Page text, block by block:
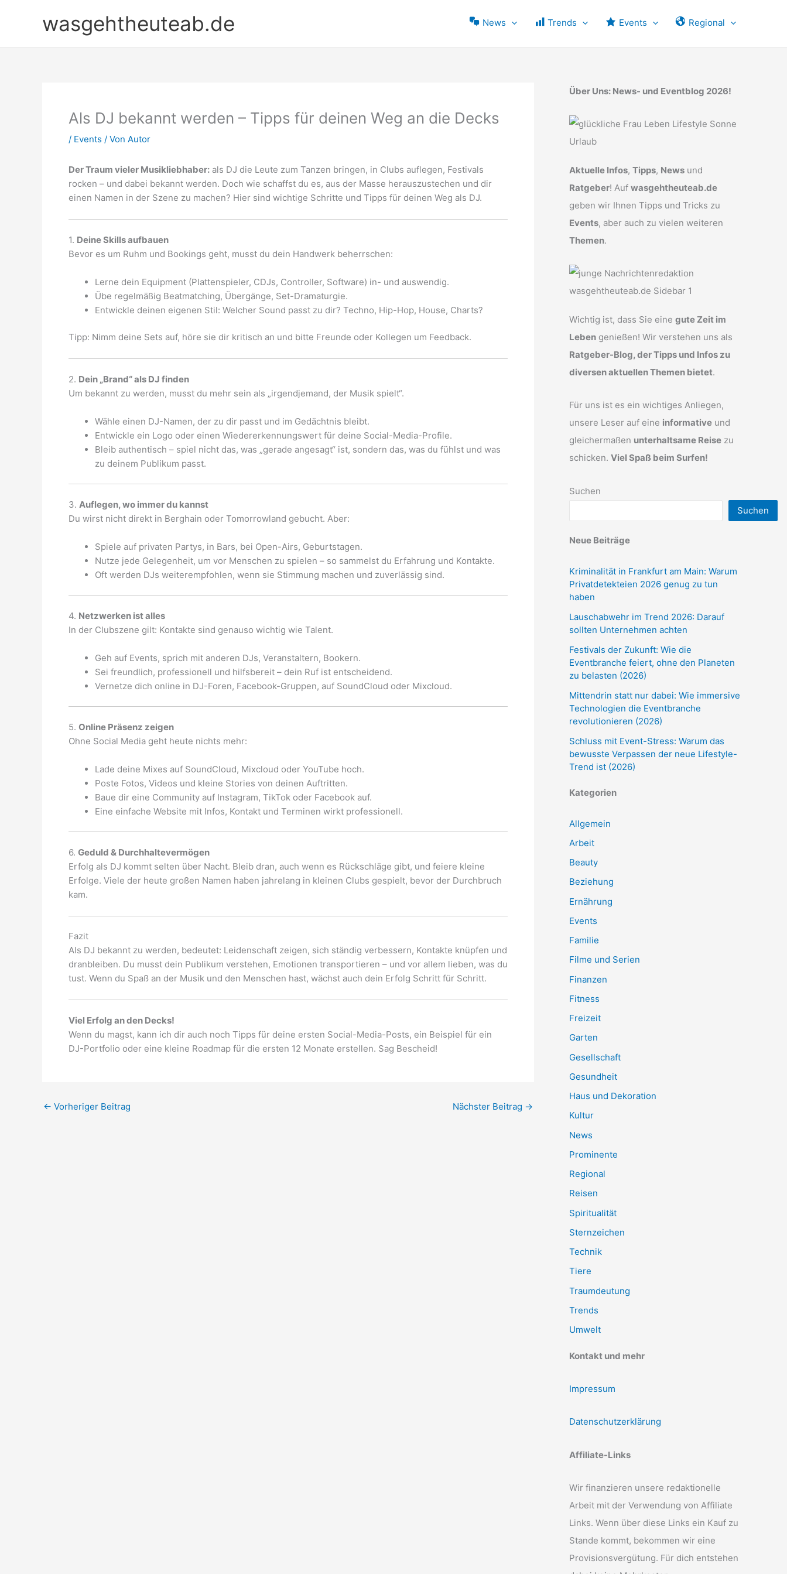
wasgehtheuteab.de News Trends Events Regional
Als DJ bekannt werden – Tipps für deinen Weg an die Decks
/ Events / Von Autor
Der Traum vieler Musikliebhaber: als DJ die Leute zum Tanzen bringen, in Clubs auflegen, Festivals
rocken – und dabei bekannt werden. Doch wie schaffst du es, aus der Masse herauszustechen und dir
einen Namen in der Szene zu machen? Hier sind wichtige Schritte und Tipps für deinen Weg als DJ.
1. Deine Skills aufbauen
Bevor es um Ruhm und Bookings geht, musst du dein Handwerk beherrschen:
Lerne dein Equipment (Plattenspieler, CDJs, Controller, Software) in- und auswendig.
Übe regelmäßig Beatmatching, Übergänge, Set-Dramaturgie.
Entwickle deinen eigenen Stil: Welcher Sound passt zu dir? Techno, Hip-Hop, House, Charts?
Tipp: Nimm deine Sets auf, höre sie dir kritisch an und bitte Freunde oder Kollegen um Feedback.
2. Dein „Brand“ als DJ finden
Um bekannt zu werden, musst du mehr sein als „irgendjemand, der Musik spielt“.
Wähle einen DJ-Namen, der zu dir passt und im Gedächtnis bleibt.
Entwickle ein Logo oder einen Wiedererkennungswert für deine Social-Media-Profile.
Bleib authentisch – spiel nicht das, was „gerade angesagt“ ist, sondern das, was du fühlst und was
zu deinem Publikum passt.
3. Auflegen, wo immer du kannst
Du wirst nicht direkt in Berghain oder Tomorrowland gebucht. Aber:
Spiele auf privaten Partys, in Bars, bei Open-Airs, Geburtstagen.
Nutze jede Gelegenheit, um vor Menschen zu spielen – so sammelst du Erfahrung und Kontakte.
Oft werden DJs weiterempfohlen, wenn sie Stimmung machen und zuverlässig sind.
4. Netzwerken ist alles
In der Clubszene gilt: Kontakte sind genauso wichtig wie Talent.
Geh auf Events, sprich mit anderen DJs, Veranstaltern, Bookern.
Sei freundlich, professionell und hilfsbereit – dein Ruf ist entscheidend.
Vernetze dich online in DJ-Foren, Facebook-Gruppen, auf SoundCloud oder Mixcloud.
5. Online Präsenz zeigen
Ohne Social Media geht heute nichts mehr:
Lade deine Mixes auf SoundCloud, Mixcloud oder YouTube hoch.
Poste Fotos, Videos und kleine Stories von deinen Auftritten.
Baue dir eine Community auf Instagram, TikTok oder Facebook auf.
Eine einfache Website mit Infos, Kontakt und Terminen wirkt professionell.
6. Geduld & Durchhaltevermögen
Erfolg als DJ kommt selten über Nacht. Bleib dran, auch wenn es Rückschläge gibt, und feiere kleine
Erfolge. Viele der heute großen Namen haben jahrelang in kleinen Clubs gespielt, bevor der Durchbruch
kam.
Fazit
Als DJ bekannt zu werden, bedeutet: Leidenschaft zeigen, sich ständig verbessern, Kontakte knüpfen und
dranbleiben. Du musst dein Publikum verstehen, Emotionen transportieren – und vor allem lieben, was du
tust. Wenn du Spaß an der Musik und den Menschen hast, wächst auch dein Erfolg Schritt für Schritt.
Viel Erfolg an den Decks!
Wenn du magst, kann ich dir auch noch Tipps für deine ersten Social-Media-Posts, ein Beispiel für ein
DJ-Portfolio oder eine kleine Roadmap für die ersten 12 Monate erstellen. Sag Bescheid!
← Vorheriger Beitrag Nächster Beitrag →
Über Uns: News- und Eventblog 2026!
Aktuelle Infos, Tipps, News und
Ratgeber! Auf wasgehtheuteab.de
geben wir Ihnen Tipps und Tricks zu
Events, aber auch zu vielen weiteren
Themen.
Wichtig ist, dass Sie eine gute Zeit im
Leben genießen! Wir verstehen uns als
Ratgeber-Blog, der Tipps und Infos zu
diversen aktuellen Themen bietet.
Für uns ist es ein wichtiges Anliegen,
unsere Leser auf eine informative und
gleichermaßen unterhaltsame Reise zu
schicken. Viel Spaß beim Surfen!
Suchen
Suchen
Neue Beiträge
Kriminalität in Frankfurt am Main: Warum
Privatdetekteien 2026 genug zu tun
haben
Lauschabwehr im Trend 2026: Darauf
sollten Unternehmen achten
Festivals der Zukunft: Wie die
Eventbranche feiert, ohne den Planeten
zu belasten (2026)
Mittendrin statt nur dabei: Wie immersive
Technologien die Eventbranche
revolutionieren (2026)
Schluss mit Event-Stress: Warum das
bewusste Verpassen der neue Lifestyle-
Trend ist (2026)
Kategorien
Allgemein
Arbeit
Beauty
Beziehung
Ernährung
Events
Familie
Filme und Serien
Finanzen
Fitness
Freizeit
Garten
Gesellschaft
Gesundheit
Haus und Dekoration
Kultur
News
Prominente
Regional
Reisen
Spiritualität
Sternzeichen
Technik
Tiere
Traumdeutung
Trends
Umwelt
Kontakt und mehr
Impressum
Datenschutzerklärung
Affiliate-Links
Wir finanzieren unsere redaktionelle
Arbeit mit der Verwendung von Affiliate
Links. Wenn über diese Links ein Kauf zu
Stande kommt, bekommen wir eine
Provisionsvergütung. Für dich entstehen